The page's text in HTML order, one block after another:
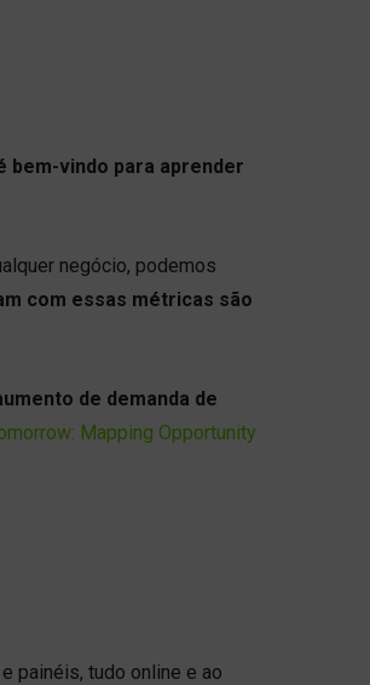
bem-vindo para aprender
negócio, podemos
com essas métricas são
de demanda de
Mapping Opportunity
painéis, tudo online e ao